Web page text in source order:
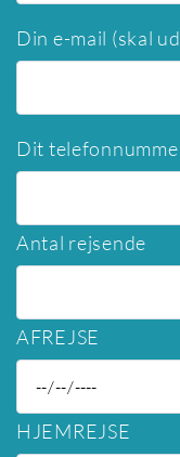
Din e-mail (skal
Dit
Antal rejsende
AFREJSE
HJEMREJSE